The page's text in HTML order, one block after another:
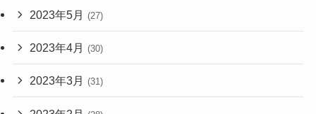
2023年5月 (27)
2023年4月 (30)
2023年3月 (31)